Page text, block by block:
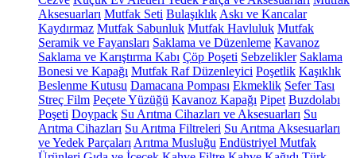
Aksesuarları Mutfak Seti Bulaşıklık Askı ve Kancalar
Kaydırmaz Mutfak Sabunluk Mutfak Havluluk Mutfak
Seramik ve Fayansları Saklama ve Düzenleme Kavanoz
Saklama ve Karıştırma Kabı Çöp Poşeti Sebzelikler Saklama
Bonesi ve Kapağı Mutfak Raf Düzenleyici Poşetlik Kaşıklık
Beslenme Kutusu Damacana Pompası Ekmeklik Sefer Tası
Streç Film Peçete Yüzüğü Kavanoz Kapağı Pipet Buzdolabı
Poşeti Doypack Su Arıtma Cihazları ve Aksesuarları Su
Arıtma Cihazları Su Arıtma Filtreleri Su Arıtma Aksesuarları
ve Yedek Parçaları Arıtma Musluğu Endüstriyel Mutfak